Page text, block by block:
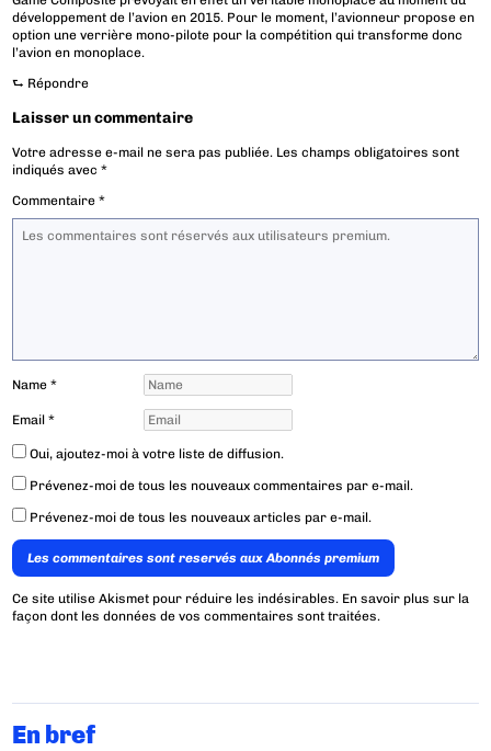
développement de l’avion en 2015. Pour le moment, l’avionneur propose en
option une verrière mono-pilote pour la compétition qui transforme donc
l’avion en monoplace.
⮑ Répondre
Laisser un commentaire
Votre adresse e-mail ne sera pas publiée. Les champs obligatoires sont
indiqués avec*
Commentaire*
Name*
Email*
Oui, ajoutez-moi à votre liste de diffusion.
Prévenez-moi de tous les nouveaux commentaires par e-mail.
Prévenez-moi de tous les nouveaux articles par e-mail.
Les commentaires sont reservés aux Abonnés premium
Ce site utilise Akismet pour réduire les indésirables. En savoir plus sur la
façon dont les données de vos commentaires sont traitées.
En bref